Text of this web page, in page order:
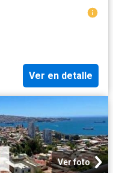
Ver en detalle
Ver foto